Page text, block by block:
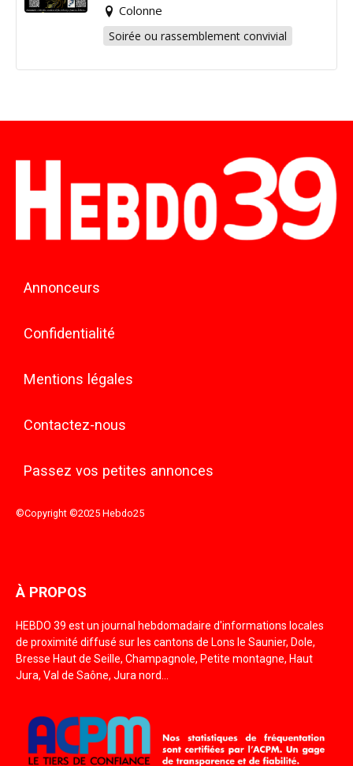
Colonne
Soirée ou rassemblement convivial